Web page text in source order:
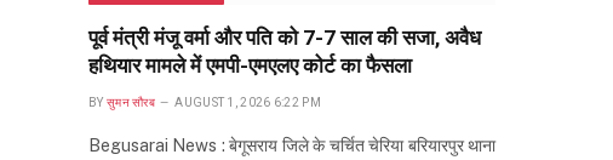
पूर्व मंत्री मंजू वर्मा और पति को 7-7 साल की सजा, अवैध
हथियार मामले में एमपी-एमएलए कोर्ट का फैसला
BY सुमन सौरब AUGUST 1, 2026 6:22 PM
Begusarai News : बेगूसराय जिले के चर्चित चेरिया बरियारपुर थाना